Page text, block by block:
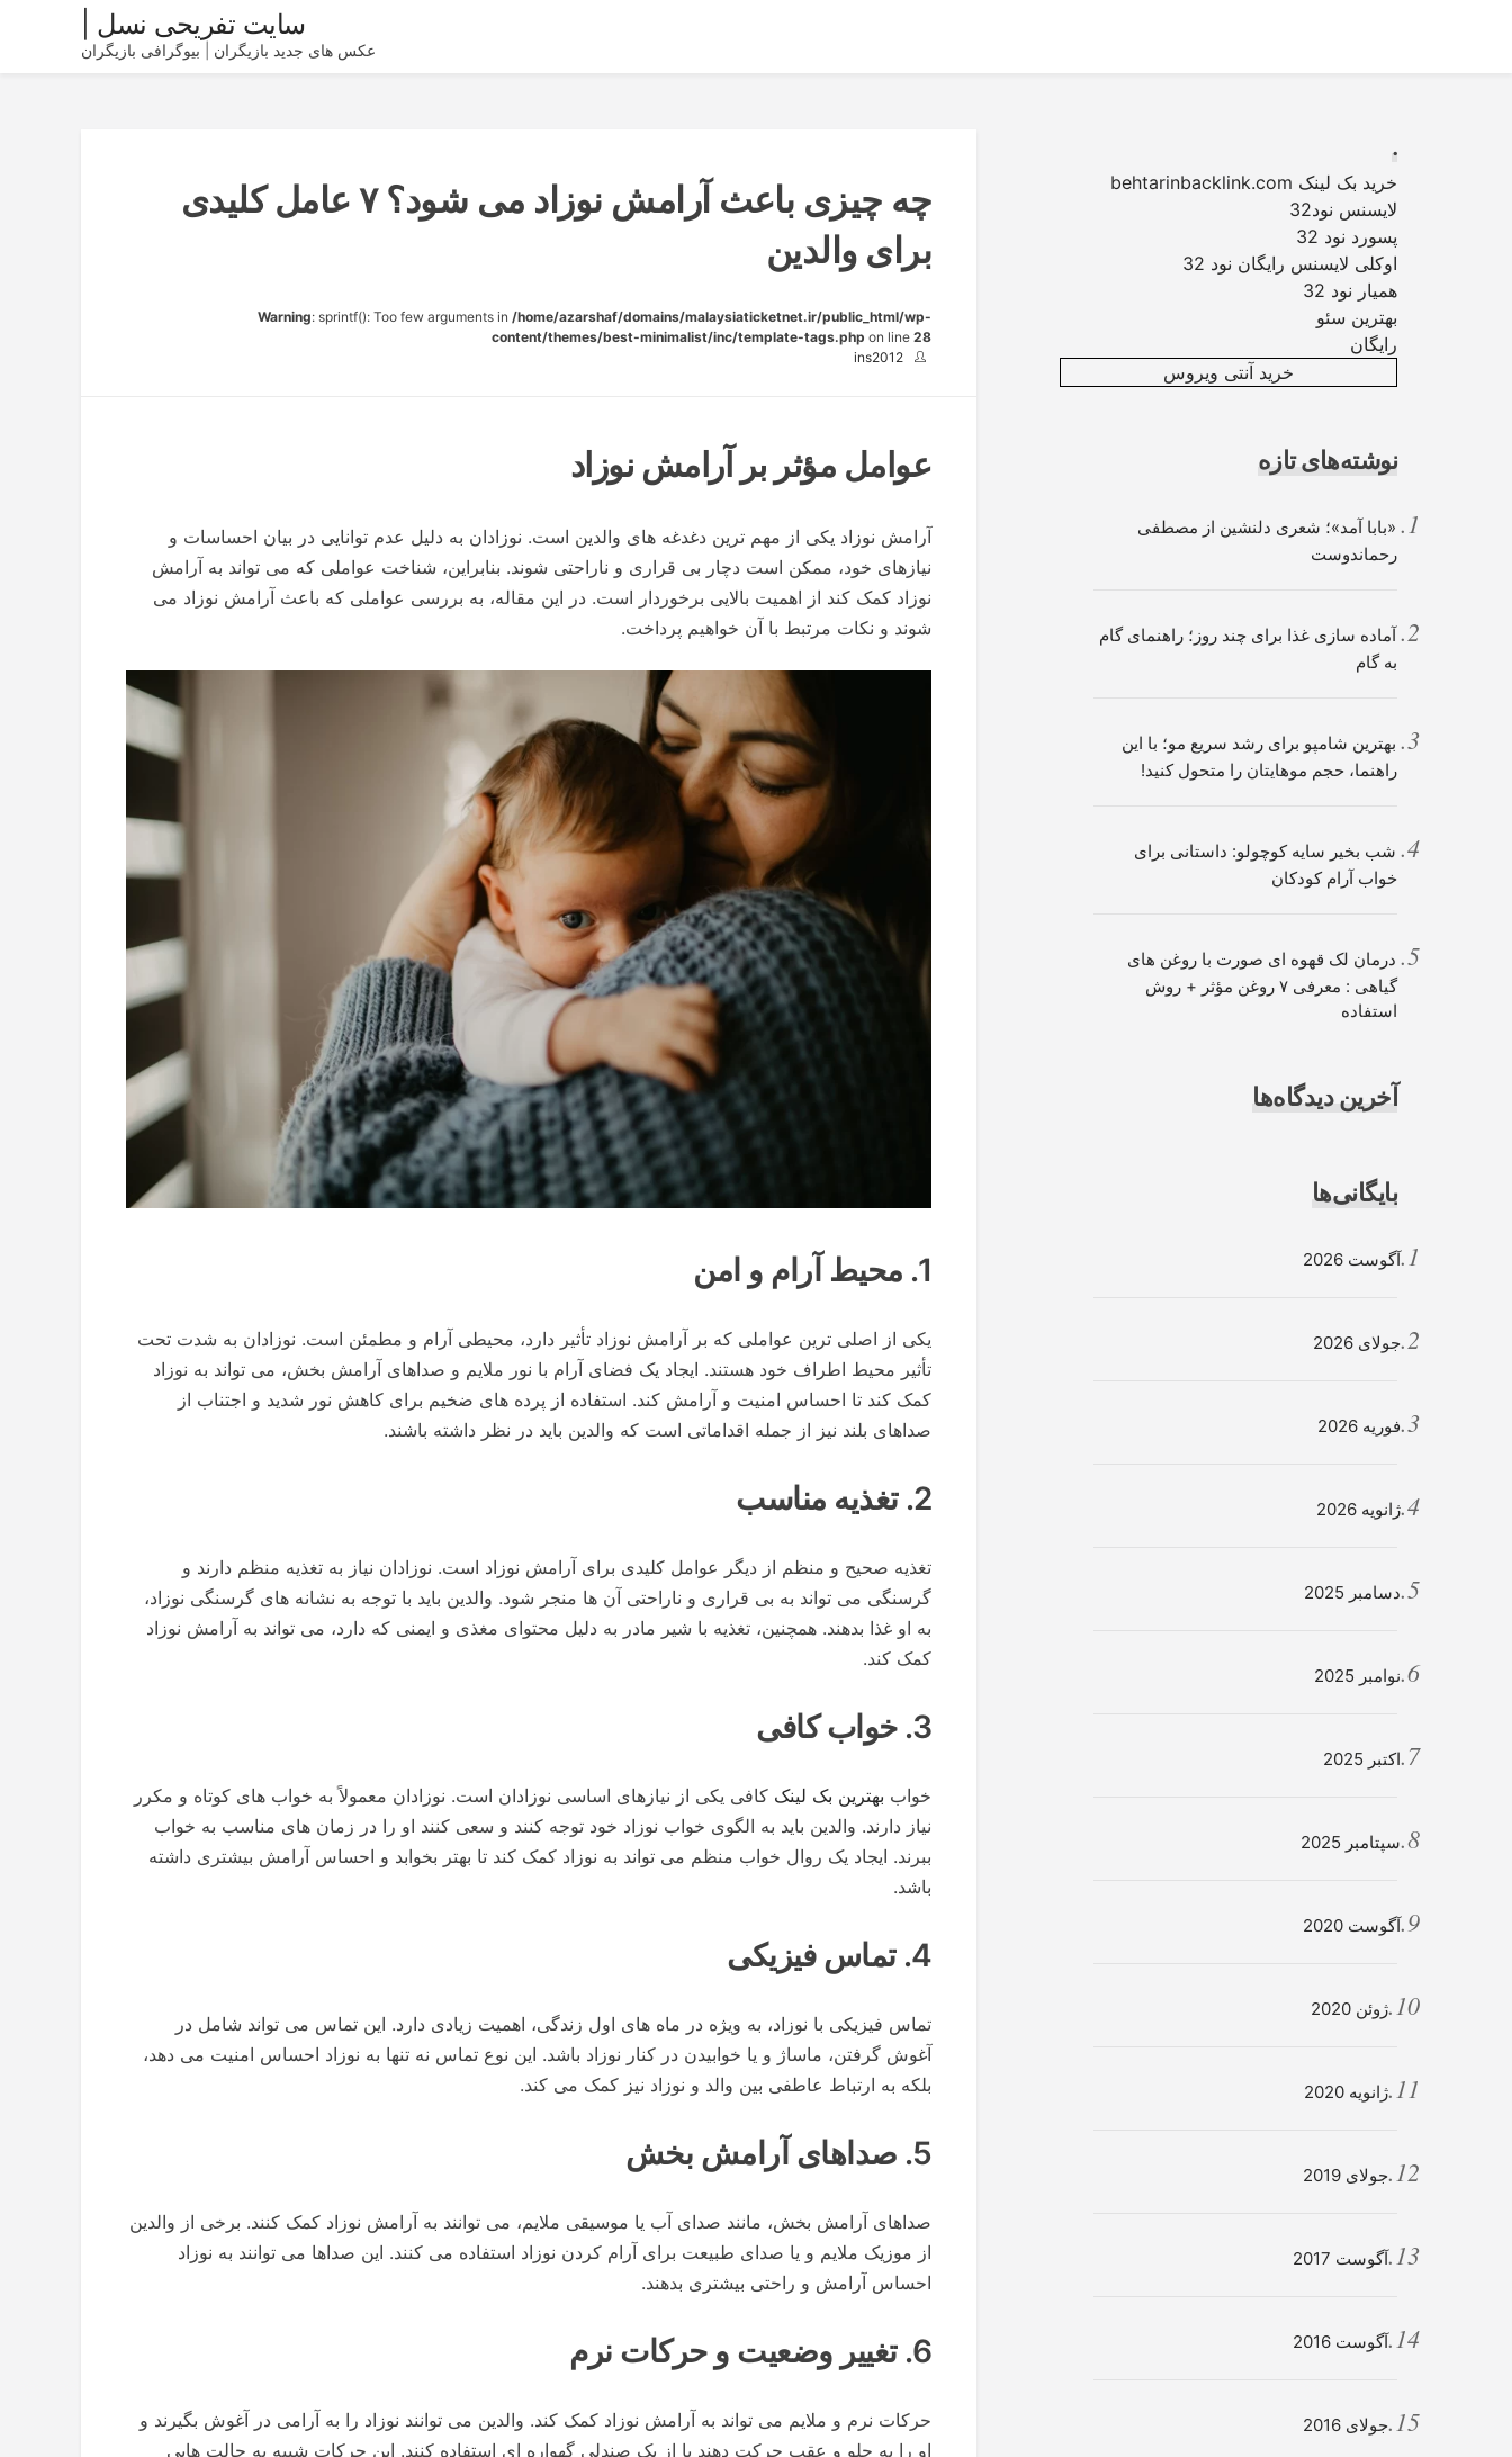
سایت تفریحی نسل |
عکس های جدید بازیگران | بیوگرافی بازیگران
چه چیزی باعث آرامش نوزاد می شود؟ ۷ عامل کلیدی
برای والدین
Warning: sprintf(): Too few arguments in /home/azarshaf/domains/malaysiaticketnet.ir/public_html/wp-
content/themes/best-minimalist/inc/template-tags.php on line 28
ins2012
عوامل مؤثر بر آرامش نوزاد
آرامش نوزاد یکی از مهم ترین دغدغه های والدین است. نوزادان به دلیل عدم توانایی در بیان احساسات و
نیازهای خود، ممکن است دچار بی قراری و ناراحتی شوند. بنابراین، شناخت عواملی که می تواند به آرامش
نوزاد کمک کند از اهمیت بالایی برخوردار است. در این مقاله، به بررسی عواملی که باعث آرامش نوزاد می
شوند و نکات مرتبط با آن خواهیم پرداخت.
1. محیط آرام و امن
یکی از اصلی ترین عواملی که بر آرامش نوزاد تأثیر دارد، محیطی آرام و مطمئن است. نوزادان به شدت تحت
تأثیر محیط اطراف خود هستند. ایجاد یک فضای آرام با نور ملایم و صداهای آرامش بخش، می تواند به نوزاد
کمک کند تا احساس امنیت و آرامش کند. استفاده از پرده های ضخیم برای کاهش نور شدید و اجتناب از
صداهای بلند نیز از جمله اقداماتی است که والدین باید در نظر داشته باشند.
2. تغذیه مناسب
تغذیه صحیح و منظم از دیگر عوامل کلیدی برای آرامش نوزاد است. نوزادان نیاز به تغذیه منظم دارند و
گرسنگی می تواند به بی قراری و ناراحتی آن ها منجر شود. والدین باید با توجه به نشانه های گرسنگی نوزاد،
به او غذا بدهند. همچنین، تغذیه با شیر مادر به دلیل محتوای مغذی و ایمنی که دارد، می تواند به آرامش نوزاد
کمک کند.
3. خواب کافی
خواب بهترین بک لینک کافی یکی از نیازهای اساسی نوزادان است. نوزادان معمولاً به خواب های کوتاه و مکرر
نیاز دارند. والدین باید به الگوی خواب نوزاد خود توجه کنند و سعی کنند او را در زمان های مناسب به خواب
ببرند. ایجاد یک روال خواب منظم می تواند به نوزاد کمک کند تا بهتر بخوابد و احساس آرامش بیشتری داشته
باشد.
4. تماس فیزیکی
تماس فیزیکی با نوزاد، به ویژه در ماه های اول زندگی، اهمیت زیادی دارد. این تماس می تواند شامل در
آغوش گرفتن، ماساژ و یا خوابیدن در کنار نوزاد باشد. این نوع تماس نه تنها به نوزاد احساس امنیت می دهد،
بلکه به ارتباط عاطفی بین والد و نوزاد نیز کمک می کند.
5. صداهای آرامش بخش
صداهای آرامش بخش، مانند صدای آب یا موسیقی ملایم، می توانند به آرامش نوزاد کمک کنند. برخی از والدین
از موزیک ملایم و یا صدای طبیعت برای آرام کردن نوزاد استفاده می کنند. این صداها می توانند به نوزاد
احساس آرامش و راحتی بیشتری بدهند.
6. تغییر وضعیت و حرکات نرم
حرکات نرم و ملایم می تواند به آرامش نوزاد کمک کند. والدین می توانند نوزاد را به آرامی در آغوش بگیرند و
او را به جلو و عقب حرکت دهند یا از یک صندلی گهواره ای استفاده کنند. این حرکات شبیه به حالت هایی
.
خرید بک لینک behtarinbacklink.com
لایسنس نود32
پسورد نود 32
اوکلی لایسنس رایگان نود 32
همیار نود 32
بهترین سئو
رایگان
خرید آنتی ویروس
نوشته‌های تازه
«بابا آمد»؛ شعری دلنشین از مصطفی
رحماندوست
آماده سازی غذا برای چند روز؛ راهنمای گام
به گام
بهترین شامپو برای رشد سریع مو؛ با این
راهنما، حجم موهایتان را متحول کنید!
شب بخیر سایه کوچولو: داستانی برای
خواب آرام کودکان
درمان لک قهوه ای صورت با روغن های
گیاهی : معرفی ۷ روغن مؤثر + روش
استفاده
آخرین دیدگاه‌ها
بایگانی‌ها
آگوست 2026
جولای 2026
فوریه 2026
ژانویه 2026
دسامبر 2025
نوامبر 2025
اکتبر 2025
سپتامبر 2025
آگوست 2020
ژوئن 2020
ژانویه 2020
جولای 2019
آگوست 2017
آگوست 2016
جولای 2016